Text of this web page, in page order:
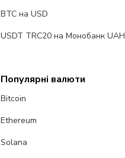
BTC на USD
USDT TRC20 на Монобанк UAH
Популярні валюти
Bitcoin
Ethereum
Solana